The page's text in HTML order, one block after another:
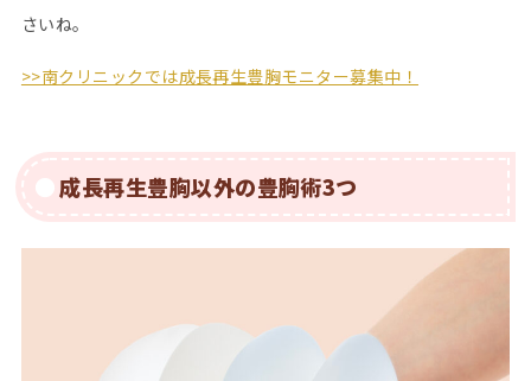
さいね。
>>南クリニックでは成長再生豊胸モニター募集中！
成長再生豊胸以外の豊胸術3つ